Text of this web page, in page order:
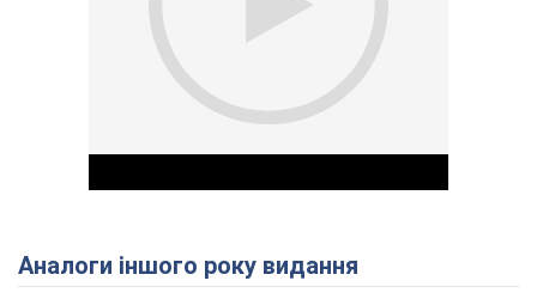
Аналоги іншого року видання